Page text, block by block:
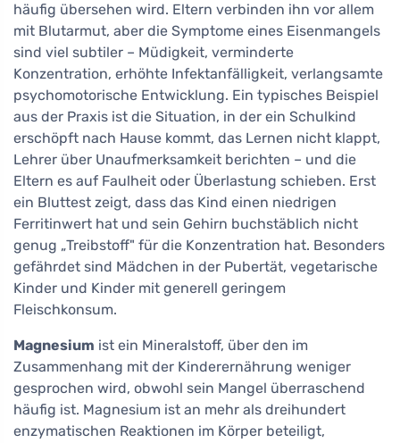
häufig übersehen wird. Eltern verbinden ihn vor allem
mit Blutarmut, aber die Symptome eines Eisenmangels
sind viel subtiler – Müdigkeit, verminderte
Konzentration, erhöhte Infektanfälligkeit, verlangsamte
psychomotorische Entwicklung. Ein typisches Beispiel
aus der Praxis ist die Situation, in der ein Schulkind
erschöpft nach Hause kommt, das Lernen nicht klappt,
Lehrer über Unaufmerksamkeit berichten – und die
Eltern es auf Faulheit oder Überlastung schieben. Erst
ein Bluttest zeigt, dass das Kind einen niedrigen
Ferritinwert hat und sein Gehirn buchstäblich nicht
genug „Treibstoff" für die Konzentration hat. Besonders
gefährdet sind Mädchen in der Pubertät, vegetarische
Kinder und Kinder mit generell geringem
Fleischkonsum.
Magnesium ist ein Mineralstoff, über den im
Zusammenhang mit der Kinderernährung weniger
gesprochen wird, obwohl sein Mangel überraschend
häufig ist. Magnesium ist an mehr als dreihundert
enzymatischen Reaktionen im Körper beteiligt,